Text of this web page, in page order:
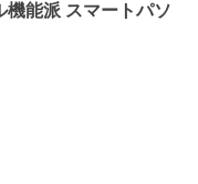
機能派 スマートパソ